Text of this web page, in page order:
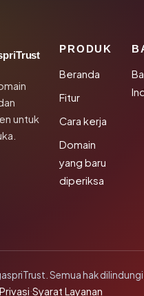
untuk
PRODUK
Beranda
Fitur
Cara kerja
Domain
yang baru
diperiksa
Semua hak
·Syarat Layanan